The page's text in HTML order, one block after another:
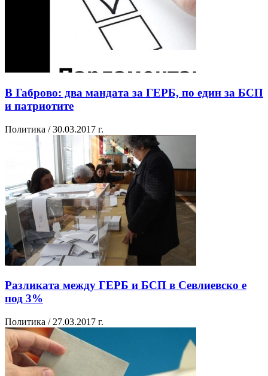
В Габрово: два мандата за ГЕРБ, по един за БСП
и патриотите
Политика / 30.03.2017 г.
Разликата между ГЕРБ и БСП в Севлиевско е
под 3%
Политика / 27.03.2017 г.